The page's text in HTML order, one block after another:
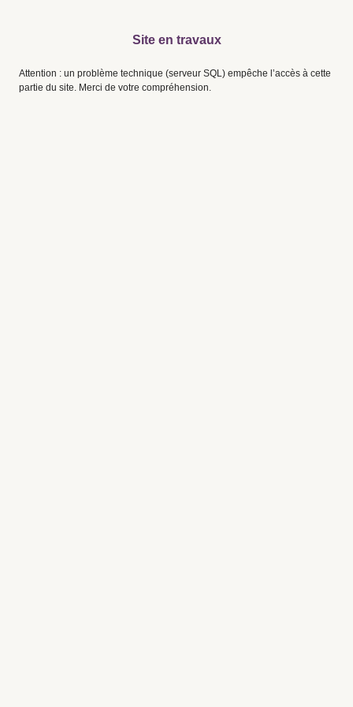
Site en travaux
Attention : un problème technique (serveur SQL) empêche l’accès à cette
partie du site. Merci de votre compréhension.